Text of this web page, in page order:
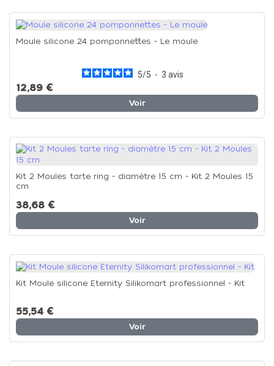
Moule silicone 24 pomponnettes - Le moule
5/5 - 3 avis
12,89 €
Voir
Kit 2 Moules tarte ring - diamètre 15 cm - Kit 2 Moules 15
cm
38,68 €
Voir
Kit Moule silicone Eternity Silikomart professionnel - Kit
55,54 €
Voir